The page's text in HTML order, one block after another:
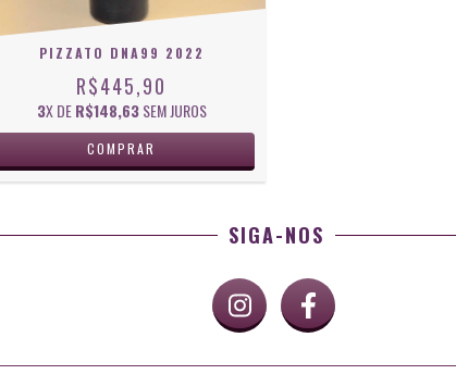
PIZZATO DNA99 2022
R$445,90
3X DER$148,63SEM JUROS
SIGA-NOS